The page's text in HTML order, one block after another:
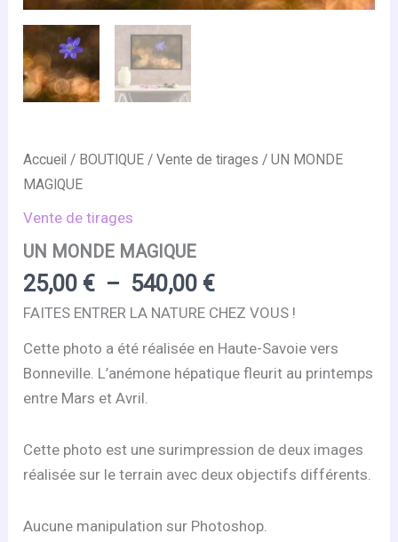
Accueil / BOUTIQUE /Vente de tirages / UN MONDE
MAGIQUE
Vente de tirages
UN MONDE MAGIQUE
25,00 € – 540,00 €Plage
de
25,00 €
à
FAITES ENTRER LA NATURE CHEZ VOUS !
Cette photo a été réalisée en Haute-Savoie vers
Bonneville. L’anémone hépatique fleurit au printemps
entre Mars et Avril.
Cette photo est une surimpression de deux images
réalisée sur le terrain avec deux objectifs différents.
Aucune manipulation sur Photoshop.